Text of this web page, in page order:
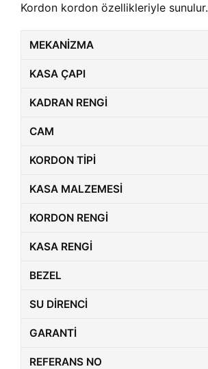
Kordon kordon özellikleriyle sunulur.
MEKANIZMA
KASA ÇAPI
KADRAN RENGI
CAM
KORDON TIPI
KASA MALZEMESI
KORDON RENGI
KASA RENGI
BEZEL
SU DIRENCI
GARANTI
REFERANS NO